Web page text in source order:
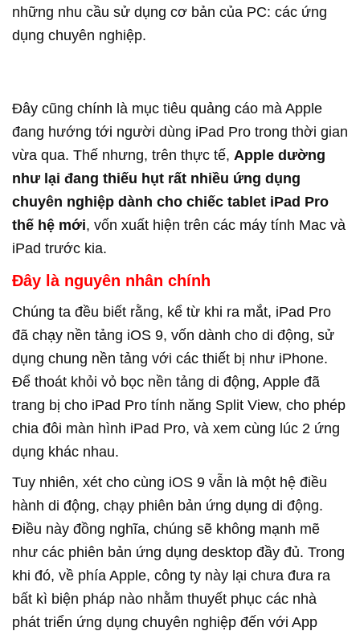
những nhu cầu sử dụng cơ bản của PC: các ứng
dụng chuyên nghiệp.
Đây cũng chính là mục tiêu quảng cáo mà Apple
đang hướng tới người dùng iPad Pro trong thời gian
vừa qua. Thế nhưng, trên thực tế, Apple dường
như lại đang thiếu hụt rất nhiều ứng dụng
chuyên nghiệp dành cho chiếc tablet iPad Pro
thế hệ mới, vốn xuất hiện trên các máy tính Mac và
iPad trước kia.
Đây là nguyên nhân chính
Chúng ta đều biết rằng, kể từ khi ra mắt, iPad Pro
đã chạy nền tảng iOS 9, vốn dành cho di động, sử
dụng chung nền tảng với các thiết bị như iPhone.
Để thoát khỏi vỏ bọc nền tảng di động, Apple đã
trang bị cho iPad Pro tính năng Split View, cho phép
chia đôi màn hình iPad Pro, và xem cùng lúc 2 ứng
dụng khác nhau.
Tuy nhiên, xét cho cùng iOS 9 vẫn là một hệ điều
hành di động, chạy phiên bản ứng dụng di động.
Điều này đồng nghĩa, chúng sẽ không mạnh mẽ
như các phiên bản ứng dụng desktop đầy đủ. Trong
khi đó, về phía Apple, công ty này lại chưa đưa ra
bất kì biện pháp nào nhằm thuyết phục các nhà
phát triển ứng dụng chuyên nghiệp đến với App